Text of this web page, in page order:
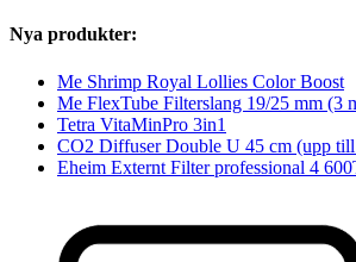
Nya produkter:
Me Shrimp Royal Lollies Color Boost
Me FlexTube Filterslang 19/25 mm (3
Tetra VitaMinPro 3in1
CO2 Diffuser Double U 45 cm (upp
Eheim Externt Filter professional 4